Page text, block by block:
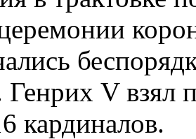
Генрих V взял
кардиналов.